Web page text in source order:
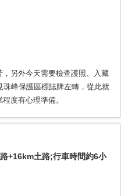
另外今天需要檢查護照、入藏
峰保護區標誌牌左轉，從此就
度有心理準備。
+16km土路;行車時間約6小